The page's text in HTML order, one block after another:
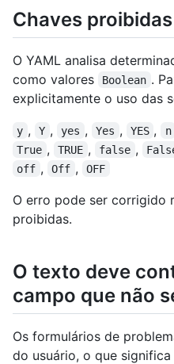
Chaves proibidas
O YAML analisa
como valores
Boolean .
explicitamente o uso das
y , Y , yes , Yes , YES , n
True , TRUE , false ,
off , Off , OFF
O erro pode ser corrigido
proibidas.
O texto deve
campo que não
Os formulários de
do usuário, o que